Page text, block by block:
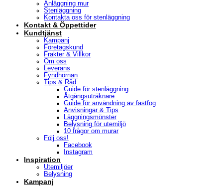
Anläggning mur
Stenläggning
Kontakta oss för stenläggning
Kontakt & Öppettider
Kundtjänst
Kampanj
Företagskund
Frakter & Villkor
Om oss
Leverans
Fyndhörnan
Tips & Råd
Guide för stenläggning
Åtgångsuträknare
Guide för användning av fastfog
Anvisningar & Tips
Läggningsmönster
Belysning för utemiljö
10 frågor om murar
Följ oss!
Facebook
Instagram
Inspiration
Utemiljöer
Belysning
Kampanj